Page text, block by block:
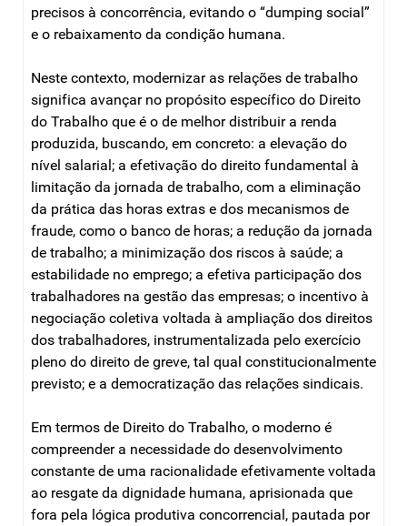
precisos à concorrência, evitando o “dumping social”
e o rebaixamento da condição humana.
Neste contexto, modernizar as relações de trabalho
significa avançar no propósito específico do Direito
do Trabalho que é o de melhor distribuir a renda
produzida, buscando, em concreto: a elevação do
nível salarial; a efetivação do direito fundamental à
limitação da jornada de trabalho, com a eliminação
da prática das horas extras e dos mecanismos de
fraude, como o banco de horas; a redução da jornada
de trabalho; a minimização dos riscos à saúde; a
estabilidade no emprego; a efetiva participação dos
trabalhadores na gestão das empresas; o incentivo à
negociação coletiva voltada à ampliação dos direitos
dos trabalhadores, instrumentalizada pelo exercício
pleno do direito de greve, tal qual constitucionalmente
previsto; e a democratização das relações sindicais.
Em termos de Direito do Trabalho, o moderno é
compreender a necessidade do desenvolvimento
constante de uma racionalidade efetivamente voltada
ao resgate da dignidade humana, aprisionada que
fora pela lógica produtiva concorrencial, pautada por